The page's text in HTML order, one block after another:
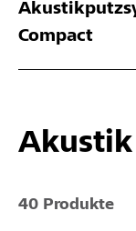
Compact
Akustik
40 Produkte